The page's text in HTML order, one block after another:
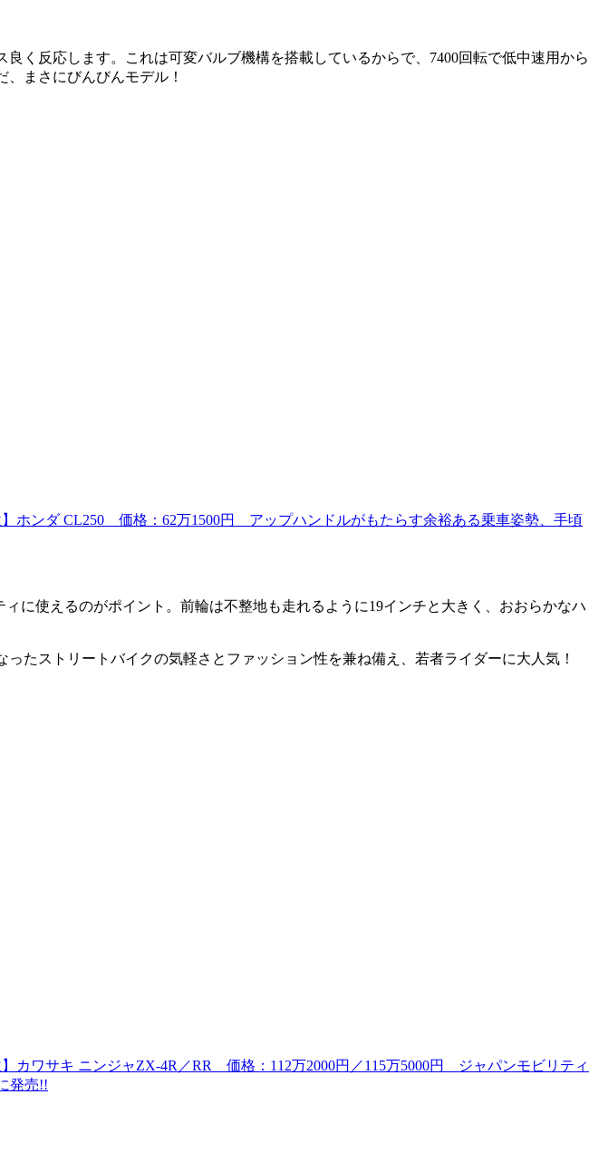
反応します。これは可変バルブ機構を搭載しているからで、7400回転で低中速用から
まさにびんびんモデル！
】ホンダ CL250 価格：62万1500円 アップハンドルがもたらす余裕ある乗車姿勢、手頃
使えるのがポイント。前輪は不整地も走れるように19インチと大きく、おおらかなハ
たストリートバイクの気軽さとファッション性を兼ね備え、若者ライダーに大人気！
】カワサキ ニンジャZX‐4R／RR 価格：112万2000円／115万5000円 ジャパンモビリティ
発売!!